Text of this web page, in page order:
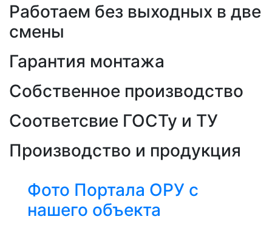
Работаем без выходных в две
смены
Гарантия монтажа
Собственное производство
Соответсвие ГОСТу и ТУ
Производство и продукция
Фото Портала ОРУ с
нашего объекта